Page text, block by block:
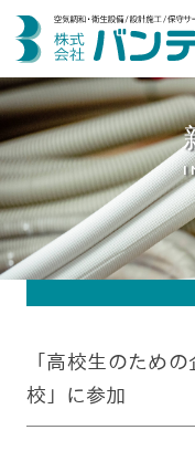
「高校生のため
校」に参加